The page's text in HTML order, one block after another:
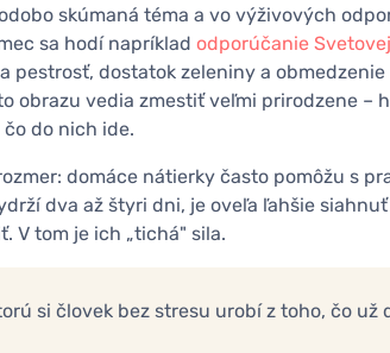
skúmaná téma a vo výživových
sa hodí napríklad odporúčanie
pestrosť, dostatok zeleniny a
obrazu vedia zmestiť veľmi prirodzene –
do nich ide.
domáce nátierky často pomôžu s
dva až štyri dni, je oveľa ľahšie
V tom je ich „tichá" sila.
si človek bez stresu urobí z toho, čo už